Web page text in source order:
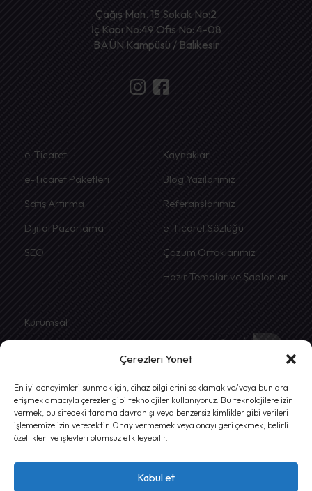
Çerezleri Yönet
En iyi deneyimleri sunmak için, cihaz bilgilerini saklamak ve/veya bunlara
erişmek amacıyla çerezler gibi teknolojiler kullanıyoruz. Bu teknolojilere izin
vermek, bu sitedeki tarama davranışı veya benzersiz kimlikler gibi verileri
işlememize izin verecektir. Onay vermemek veya onayı geri çekmek, belirli
özellikleri ve işlevleri olumsuz etkileyebilir.
Kabul et
Çağış Mah. 15 Sokak No:2
İç Kapı No:49 Ofis No: 4-08
BAÜN Kampüsü / Balıkesir
e-Ticaret
e-Ticaret Paketleri
Satış Artırma
Dijital Pazarlama
SEO
Kaynaklar
Blog Yazılarımız
Referanslarımız
e-Ticaret Sözlüğü
Çözüm Ortaklarımız
Hazır Temalar ve Şablonlar
Kurumsal
Gizlilik ve Kullanım Şartları
İade Şartları
Mesafeli Satış Sözleşmesi